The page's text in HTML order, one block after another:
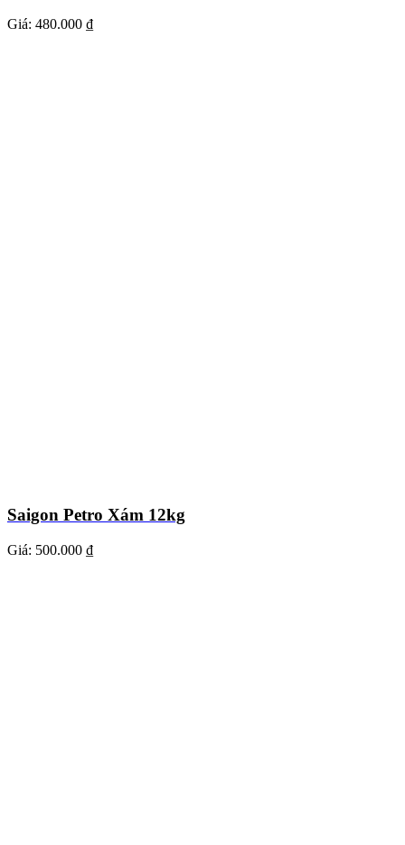
Giá: 480.000 ₫
Saigon Petro Xám 12kg
Giá: 500.000 ₫